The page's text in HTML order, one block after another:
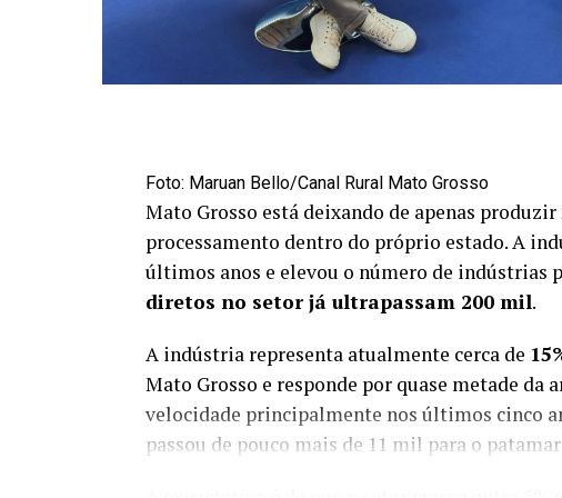
Foto: Maruan Bello/Canal Rural Mato Grosso
Mato Grosso está deixando de apenas
processamento dentro do próprio estado. A
últimos anos e elevou o número de indústrias
diretos no setor já ultrapassam 200 mil.
A indústria representa atualmente cerca de
Mato Grosso e responde por quase metade da
velocidade principalmente nos últimos cinco
passou de pouco mais de 11 mil para o